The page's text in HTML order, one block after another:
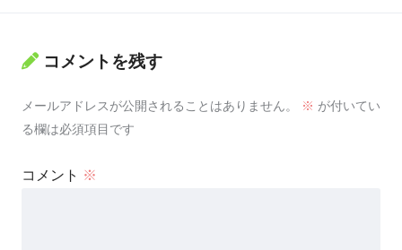
コメントを残す
メールアドレスが公開されることはありません。 ※ が付いてい
る欄は必須項目です
コメント ※